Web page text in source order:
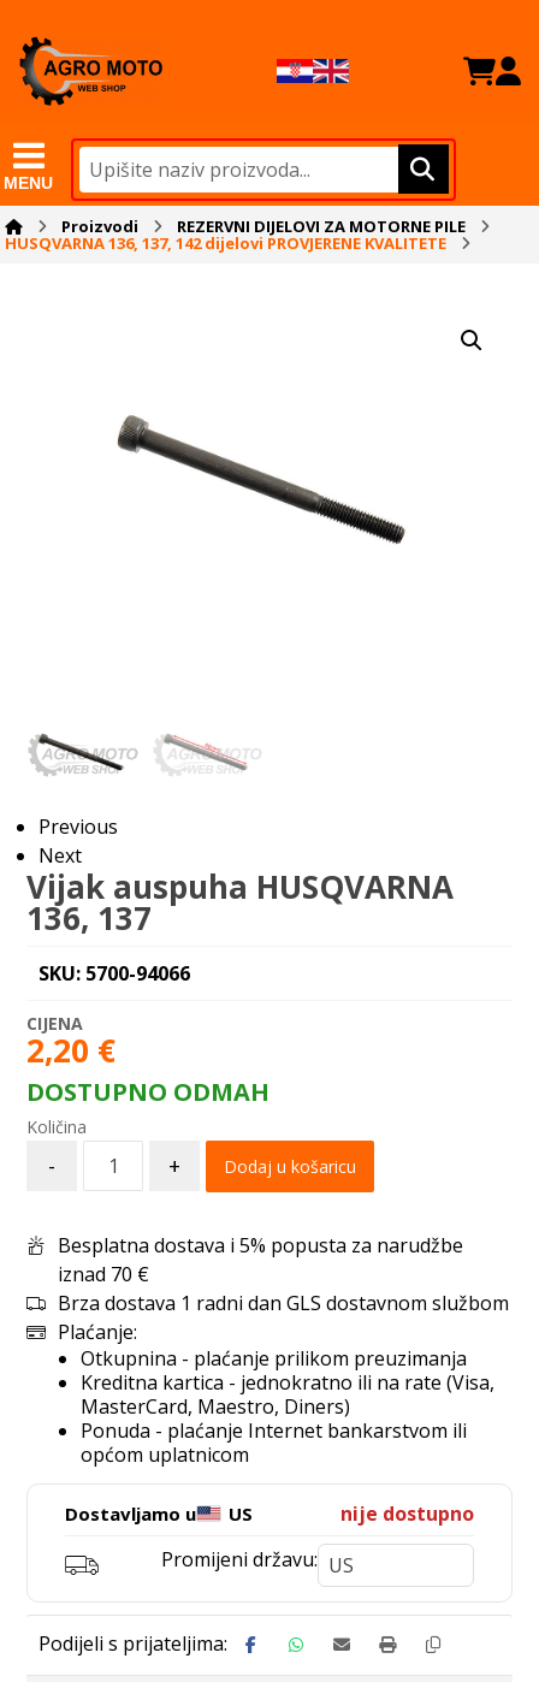
MENU
Proizvodi REZERVNI DIJELOVI ZA MOTORNE PILE
HUSQVARNA 136, 137, 142 dijelovi PROVJERENE KVALITETE
Previous
Next
Vijak auspuha HUSQVARNA
136, 137
SKU: 5700-94066
2,20 €
DOSTUPNO ODMAH
- + Dodaj u košaricu
Besplatna dostava i 5% popusta za narudžbe
iznad 70 €
Brza dostava 1 radni dan GLS dostavnom službom
Plaćanje:
Otkupnina - plaćanje prilikom preuzimanja
Kreditna kartica - jednokratno ili na rate (Visa,
MasterCard, Maestro, Diners)
Ponuda - plaćanje Internet bankarstvom ili
općom uplatnicom
Dostavljamo u US
nije dostupno
Promijeni državu: